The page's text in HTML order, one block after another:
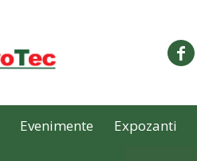
Evenimente Expozanti